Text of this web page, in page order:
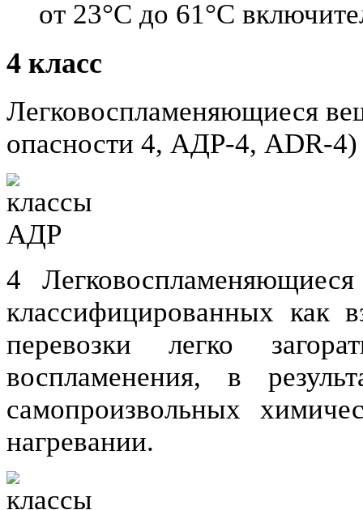
от 23°C до 61°C
4 класс
Легковоспламеняющиеся
опасности 4, АДР-4, ADR-4)
4
классифицированных как
перевозки легко
воспламенения, в
самопроизвольных
нагревании.